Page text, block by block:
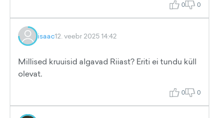
0 0
isaac12. veebr 2025 14:42
Millised kruuisid algavad Riiast? Eriti ei tundu küll
olevat.
0 0